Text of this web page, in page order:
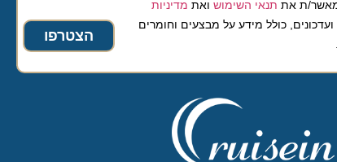
ת אתתנאי השימושואת מדיניות
כולל מידע על מבצעים וחומרים
הצטרפו